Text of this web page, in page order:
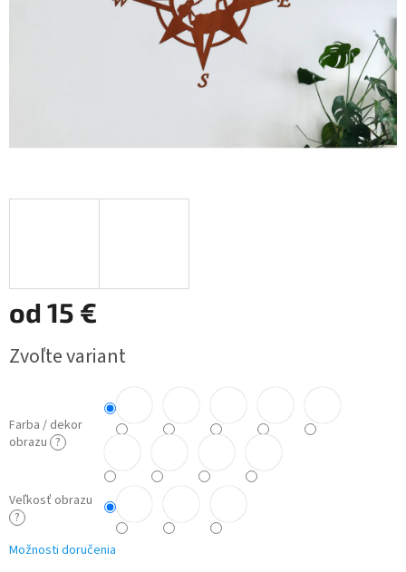
od 15 €
cena:
Zvoľte variant
Farba / dekor
obrazu ?
Veľkosť obrazu
?
Možnosti doručenia